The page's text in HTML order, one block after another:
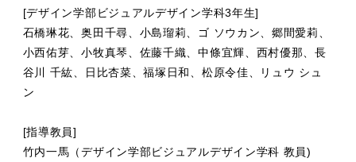
[デザイン学部ビジュアルデザイン学科3年生]
石橋琳花、奥田千尋、小島瑠莉、ゴ ソウカン、郷間愛莉、
小西佑芽、小牧真琴、佐藤千織、中條宜輝、西村優那、長
谷川 千紘、日比杏菜、福塚日和、松原令佳、リュウ シュ
ン
[指導教員]
竹内一馬（デザイン学部ビジュアルデザイン学科 教員)